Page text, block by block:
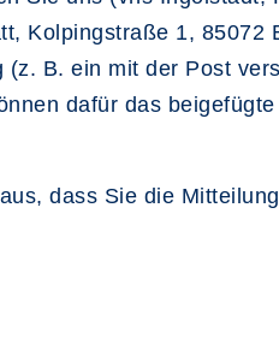
Kolpingstraße 1,
B. ein mit der Post
dafür das
dass Sie die